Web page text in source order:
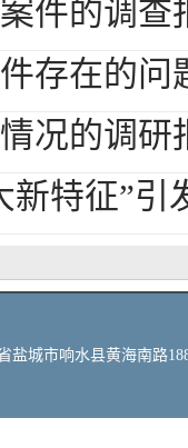
件的调查
存在的问
况的调研
新特征”引
盐城市响水县黄海南